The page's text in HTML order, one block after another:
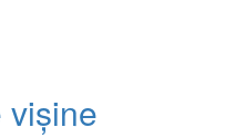
vișine